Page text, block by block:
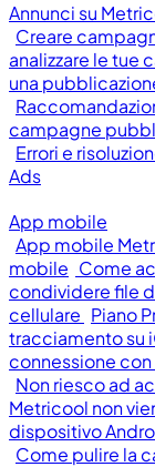
Annunci su
Creare
analizzare le tue
una
campagne
Errori e
Ads
App mobile
App mobile
mobile Come
condividere file
cellulare Piano
tracciamento su
connessione
Non riesco ad
Metricool non
dispositivo
Come pulire la